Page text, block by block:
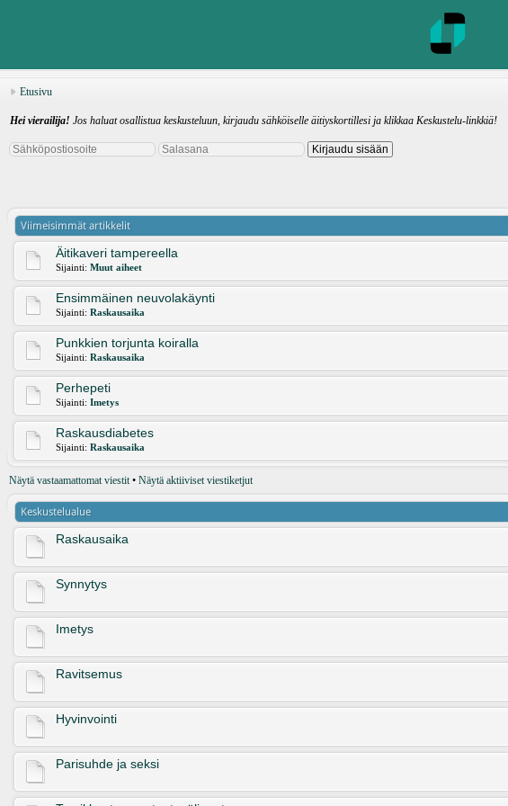
Etusivu
Hei vierailija! Jos haluat osallistua keskusteluun, kirjaudu sähköiselle äitiyskortillesi ja klikkaa Keskustelu-linkkiä!
Viimeisimmät artikkelit
Äitikaveri tampereella
Sijainti: Muut aiheet
Ensimmäinen neuvolakäynti
Sijainti: Raskausaika
Punkkien torjunta koiralla
Sijainti: Raskausaika
Perhepeti
Sijainti: Imetys
Raskausdiabetes
Sijainti: Raskausaika
Näytä vastaamattomat viestit• Näytä aktiiviset viestiketjut
Keskustelualue
Raskausaika
Synnytys
Imetys
Ravitsemus
Hyvinvointi
Parisuhde ja seksi